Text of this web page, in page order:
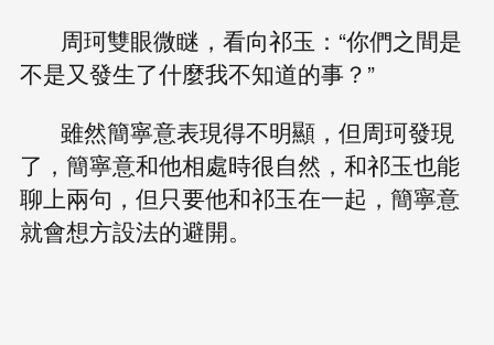
周珂雙眼微瞇，看向祁玉：“你們之間是
不是又發生了什麼我不知道的事？”
雖然簡寧意表現得不明顯，但周珂發現
了，簡寧意和他相處時很自然，和祁玉也能
聊上兩句，但只要他和祁玉在一起，簡寧意
就會想方設法的避開。